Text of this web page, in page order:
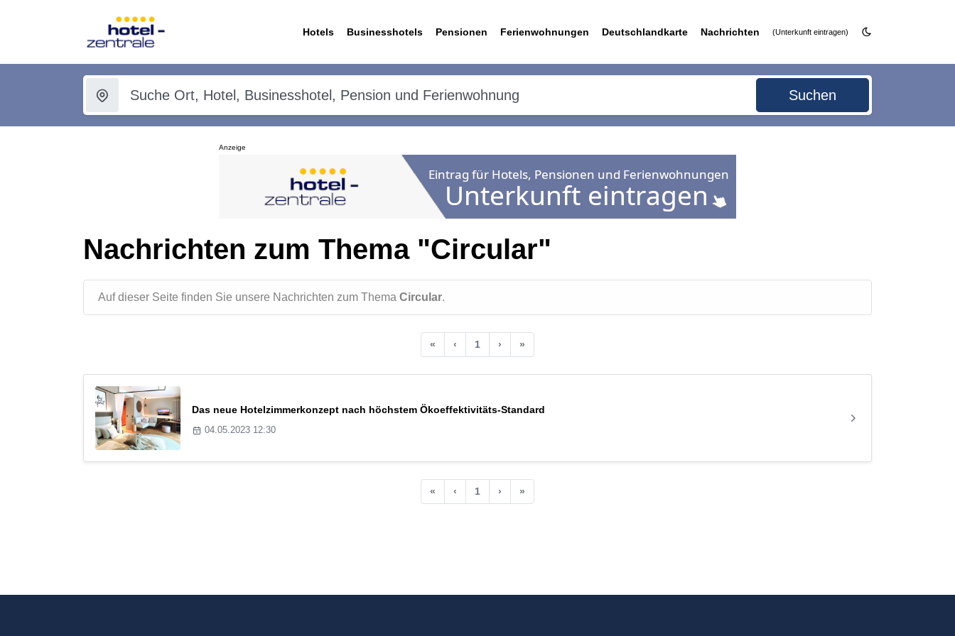
Hotels Businesshotels Pensionen Ferienwohnungen Deutschlandkarte Nachrichten (Unterkunft eintragen)
Suchen
Anzeige
Nachrichten zum Thema "Circular"
Auf dieser Seite finden Sie unsere Nachrichten zum Thema Circular.
« ‹ 1 › »
Das neue Hotelzimmerkonzept nach höchstem Ökoeffektivitäts-Standard
04.05.2023 12:30
« ‹ 1 › »